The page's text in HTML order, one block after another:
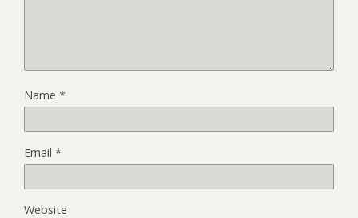
Name *
Email *
Website